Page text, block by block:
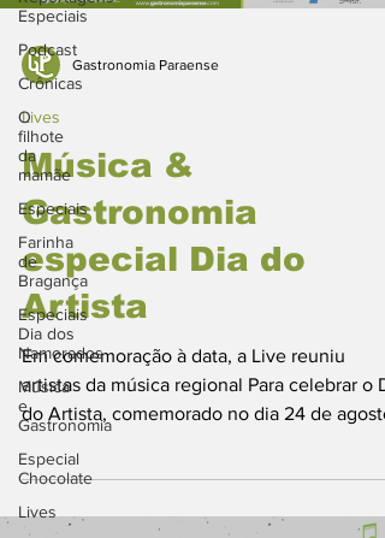
Especiais
Podcast
Crônicas
O
filhote
da
mamãe
Especiais
Farinha
de
Bragança
Especiais
Dia dos
Namorados
Música
e
Gastronomia
Especial
Chocolate
Lives
Gastronomia Paraense
Lives
Música &
Gastronomia
especial Dia do
Artista
Em comemoração à data, a Live reuniu
artistas da música regional Para celebrar o
do Artista, comemorado no dia 24 de